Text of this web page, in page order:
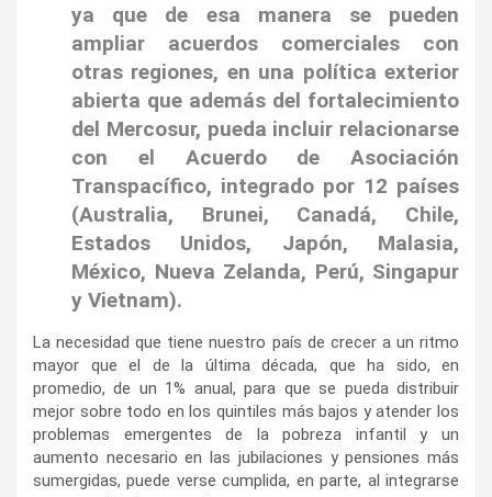
ya que de esa manera se pueden
ampliar acuerdos comerciales con
otras regiones, en una política exterior
abierta que además del fortalecimiento
del Mercosur, pueda incluir relacionarse
con el Acuerdo de Asociación
Transpacífico, integrado por 12 países
(Australia, Brunei, Canadá, Chile,
Estados Unidos, Japón, Malasia,
México, Nueva Zelanda, Perú, Singapur
y Vietnam).
La necesidad que tiene nuestro país de crecer a un ritmo
mayor que el de la última década, que ha sido, en
promedio, de un 1% anual, para que se pueda distribuir
mejor sobre todo en los quintiles más bajos y atender los
problemas emergentes de la pobreza infantil y un
aumento necesario en las jubilaciones y pensiones más
sumergidas, puede verse cumplida, en parte, al integrarse